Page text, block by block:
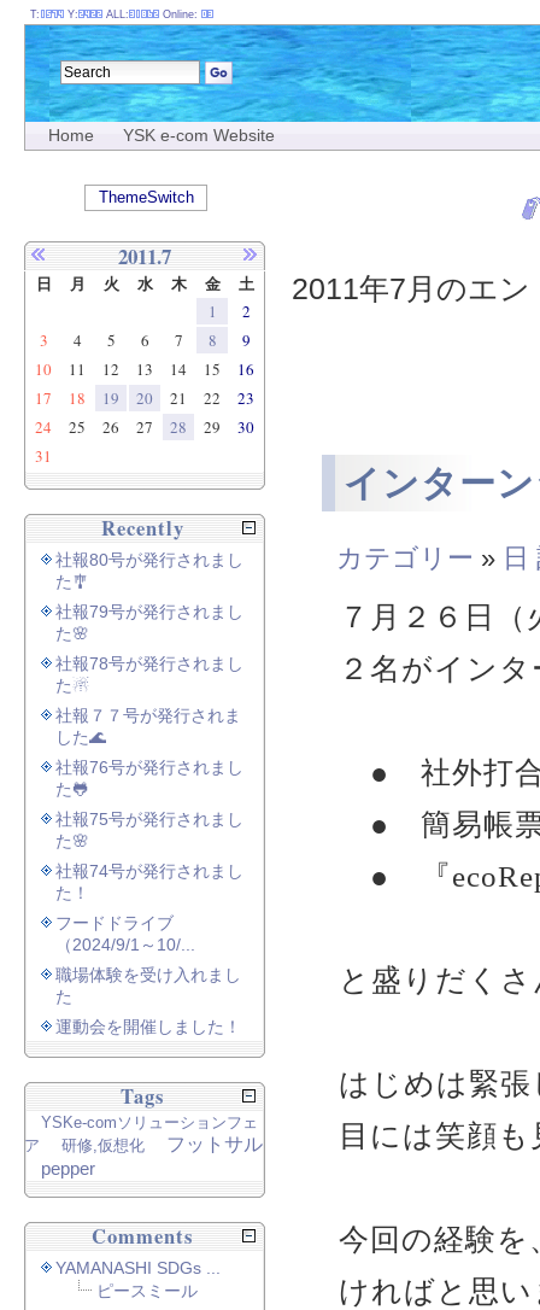
Home YSK e-com Website
2011年7月のエ
インター
カテゴリー » 日
７月２６日
２名がイン
● 社外打合
● 簡易帳票
● 『
と盛りだく
はじめは緊
目には笑顔
今回の経験
ければと思
T: Y: ALL: Online:
ThemeSwitch
2011.7
日 月 火 水 木 金 土
1
2
3
4 5 6 7 8
9
10
11 12 13 14 15
16
17
18 19 20 21 22
23
24
25 26 27 28 29
30
31
Recently
社報80号が発行されまし
た🎐
社報79号が発行されまし
た🌸
社報78号が発行されまし
た☃
社報７７号が発行されま
した🌊
社報76号が発行されまし
た🐸
社報75号が発行されまし
た🌸
社報74号が発行されまし
た！
フードドライブ
（2024/9/1～10/...
職場体験を受け入れまし
た
運動会を開催しました！
Tags
YSKe-comソリューションフェ
ア
研修,仮想化
フットサル
pepper
Comments
YAMANASHI SDGs ...
ピースミール